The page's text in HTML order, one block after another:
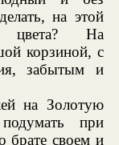
на этой
цвета? На
корзиной, с
забытым и
на Золотую
при
брате своем и